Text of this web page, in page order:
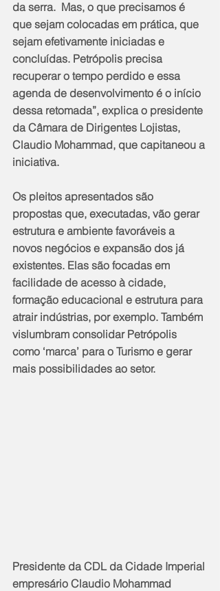
da serra.  Mas, o que precisamos é
que sejam colocadas em prática, que
sejam efetivamente iniciadas e
concluídas. Petrópolis precisa
recuperar o tempo perdido e essa
agenda de desenvolvimento é o início
dessa retomada”, explica o presidente
da Câmara de Dirigentes Lojistas,
Claudio Mohammad, que capitaneou a
iniciativa.
Os pleitos apresentados são
propostas que, executadas, vão gerar
estrutura e ambiente favoráveis a
novos negócios e expansão dos já
existentes. Elas são focadas em
facilidade de acesso à cidade,
formação educacional e estrutura para
atrair indústrias, por exemplo. Também
vislumbram consolidar Petrópolis
como ‘marca’ para o Turismo e gerar
mais possibilidades ao setor.
Presidente da CDL da Cidade Imperial
empresário Claudio Mohammad